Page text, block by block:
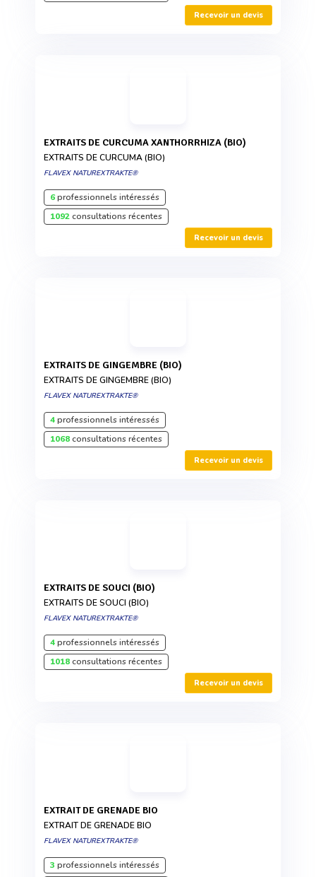
Recevoir un devis
EXTRAITS DE CURCUMA XANTHORRHIZA (BIO)
EXTRAITS DE CURCUMA (BIO)
FLAVEX NATUREXTRAKTE®
6professionnels intéressés
1092consultations récentes
Recevoir un devis
EXTRAITS DE GINGEMBRE (BIO)
EXTRAITS DE GINGEMBRE (BIO)
FLAVEX NATUREXTRAKTE®
4professionnels intéressés
1068consultations récentes
Recevoir un devis
EXTRAITS DE SOUCI (BIO)
EXTRAITS DE SOUCI (BIO)
FLAVEX NATUREXTRAKTE®
4professionnels intéressés
1018consultations récentes
Recevoir un devis
EXTRAIT DE GRENADE BIO
EXTRAIT DE GRENADE BIO
FLAVEX NATUREXTRAKTE®
3 professionnels intéressés